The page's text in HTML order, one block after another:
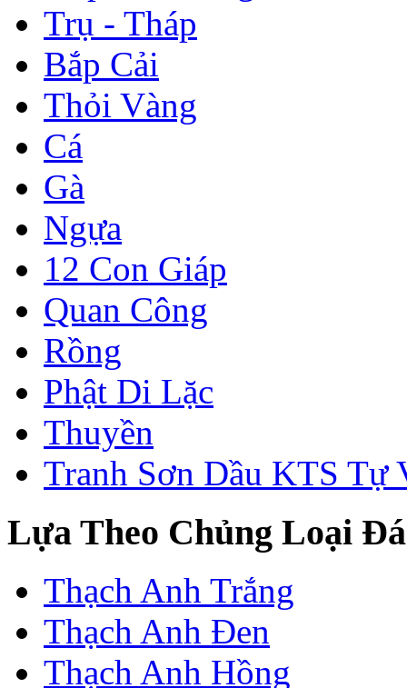
Trụ - Tháp
Bắp Cải
Thỏi Vàng
Cá
Gà
Ngựa
12 Con Giáp
Quan Công
Rồng
Phật Di Lặc
Thuyền
Tranh Sơn Dầu KTS Tự
Lựa Theo Chủng Loại Đá
Thạch Anh Trắng
Thạch Anh Đen
Thạch Anh Hồng